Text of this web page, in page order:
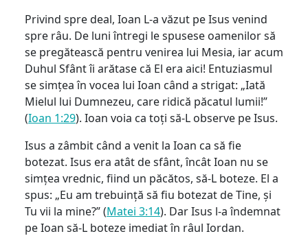
Privind spre deal, Ioan L-a văzut pe Isus venind
spre râu. De luni întregi le spusese oamenilor să
se pregătească pentru venirea lui Mesia, iar acum
Duhul Sfânt îi arătase că El era aici! Entuziasmul
se simțea în vocea lui Ioan când a strigat: „Iată
Mielul lui Dumnezeu, care ridică păcatul lumii!”
(Ioan 1:29). Ioan voia ca toți să-L observe pe Isus.
Isus a zâmbit când a venit la Ioan ca să fie
botezat. Isus era atât de sfânt, încât Ioan nu se
simțea vrednic, fiind un păcătos, să-L boteze. El a
spus: „Eu am trebuință să fiu botezat de Tine, și
Tu vii la mine?” (Matei 3:14). Dar Isus l-a îndemnat
pe Ioan să-L boteze imediat în râul Iordan.